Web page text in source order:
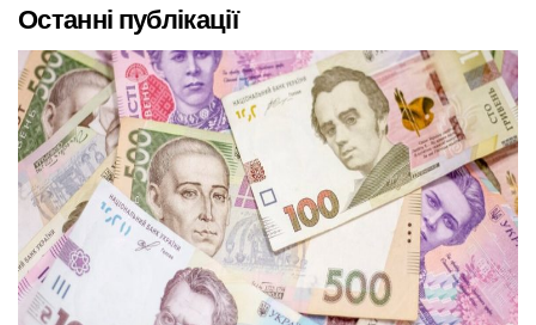
Останні публікації